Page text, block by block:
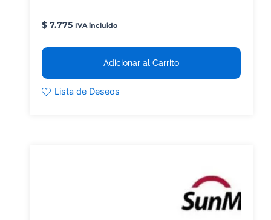
$ 7.775 IVA incluido
Adicionar al Carrito
Lista de Deseos